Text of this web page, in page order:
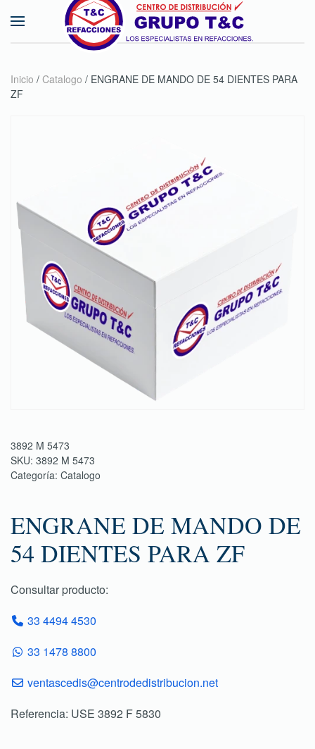
Skip to main content
Inicio / Catalogo / ENGRANE DE MANDO DE 54 DIENTES PARA
ZF
3892 M 5473
SKU: 3892 M 5473
Categoría: Catalogo
ENGRANE DE MANDO DE
54 DIENTES PARA ZF
Consultar producto:
33 4494 4530
33 1478 8800
ventascedis@centrodedistribucion.net
Referencia: USE 3892 F 5830